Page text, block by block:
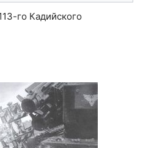
го Кадийского